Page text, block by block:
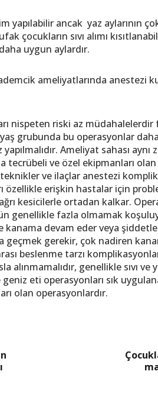
yapılabilir ancak yaz aylarının
çocukların sıvı alımı
uygun aylardır.
ameliyatlarında anestezi
nispeten riski az
grubunda bu operasyonlar
Ameliyat sahası aynı
tecrübeli ve özel ekipmanları
ve ilaçlar anestezi
özellikle erişkin hastalar için
kesicilerle ortadan kalkar.
genellikle fazla olmamak
devam eder veya
geçmek gerekir, çok nadiren
beslenme tarzı
genellikle sıvı ve
eti operasyonları sık
olan operasyonlardır.